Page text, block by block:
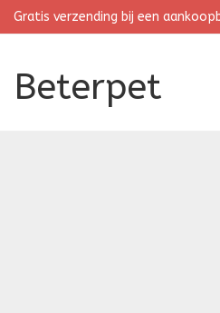
Gratis verzending bij een
Beterpet